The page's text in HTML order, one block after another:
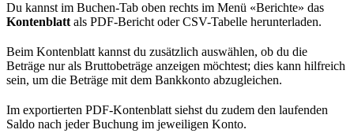
Du kannst im Buchen-Tab oben rechts im Menü «Berichte» das
Kontenblatt als PDF-Bericht oder CSV-Tabelle herunterladen.
Beim Kontenblatt kannst du zusätzlich auswählen, ob du die
Beträge nur als Bruttobeträge anzeigen möchtest; dies kann hilfreich
sein, um die Beträge mit dem Bankkonto abzugleichen.
Im exportierten PDF-Kontenblatt siehst du zudem den laufenden
Saldo nach jeder Buchung im jeweiligen Konto.